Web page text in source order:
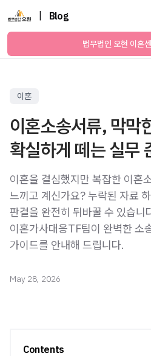
Blog
법무법인 오현 이혼
이혼
이혼소송서류, 막막
확실하게 떼는 실무
이혼을 결심했지만 복잡한 이혼
느끼고 계신가요? 누락된 자료
판결을 완전히 뒤바꿀 수 있습니
이혼가사대응TF팀이 완벽한 소
가이드를 안내해 드립니다.
May 28, 2026
Contents